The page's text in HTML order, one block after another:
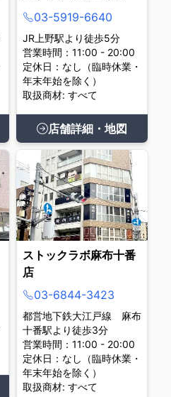
03-5919-6640
JR上野駅より徒歩5分
営業時間：11:00 - 20:00
定休日：なし（臨時休業・
年末年始を除く）
取扱商材: すべて
店舗詳細・地図
ストックラボ麻布十番
店
03-6844-3423
都営地下鉄大江戸線 麻布
十番駅より徒歩3分
営業時間：11:00 - 20:00
定休日：なし（臨時休業・
年末年始を除く）
取扱商材: すべて